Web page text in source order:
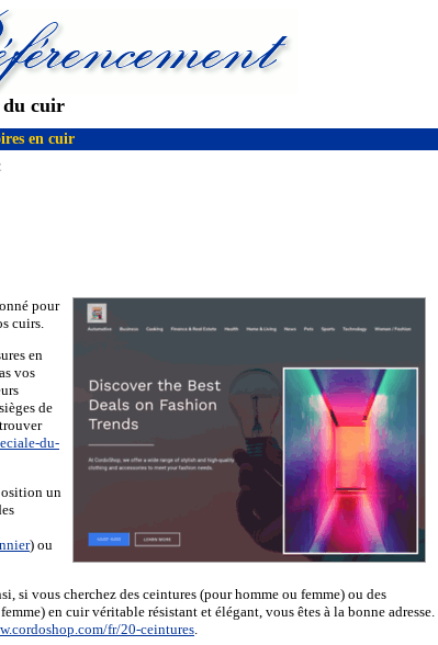
du cuir
en cuir
pour
cuirs.
en
vos
de
du-
un
) ou
si vous cherchez des ceintures (pour homme ou femme) ou des
en cuir véritable résistant et élégant, vous êtes à la bonne adresse.
fr/20-ceintures.